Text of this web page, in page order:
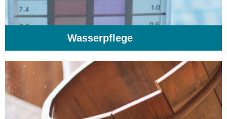
Wasserpflege